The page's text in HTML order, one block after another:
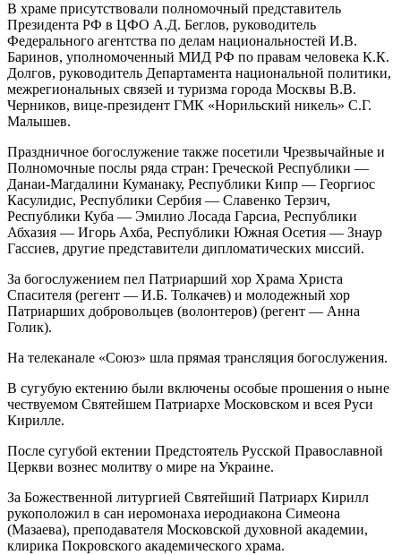
В храме присутствовали полномочный представитель
Президента РФ в ЦФО А.Д. Беглов, руководитель
Федерального агентства по делам национальностей И.В.
Баринов, уполномоченный МИД РФ по правам человека К.К.
Долгов, руководитель Департамента национальной политики,
межрегиональных связей и туризма города Москвы В.В.
Черников, вице-президент ГМК «Норильский никель» С.Г.
Малышев.
Праздничное богослужение также посетили Чрезвычайные и
Полномочные послы ряда стран: Греческой Республики —
Данаи-Магдалини Куманаку, Республики Кипр — Георгиос
Касулидис, Республики Сербия — Славенко Терзич,
Республики Куба — Эмилио Лосада Гарсиа, Республики
Абхазия — Игорь Ахба, Республики Южная Осетия — Знаур
Гассиев, другие представители дипломатических миссий.
За богослужением пел Патриарший хор Храма Христа
Спасителя (регент — И.Б. Толкачев) и молодежный хор
Патриарших добровольцев (волонтеров) (регент — Анна
Голик).
На телеканале «Союз» шла прямая трансляция богослужения.
В сугубую ектению были включены особые прошения о ныне
чествуемом Святейшем Патриархе Московском и всея Руси
Кирилле.
После сугубой ектении Предстоятель Русской Православной
Церкви вознес молитву о мире на Украине.
За Божественной литургией Святейший Патриарх Кирилл
рукоположил в сан иеромонаха иеродиакона Симеона
(Мазаева), преподавателя Московской духовной академии,
клирика Покровского академического храма.